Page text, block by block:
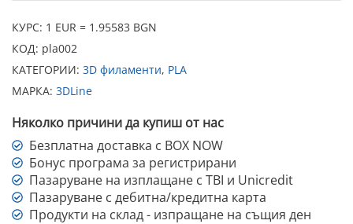
КУРС: 1 EUR = 1.95583 BGN
КОД: pla002
КАТЕГОРИИ: 3D филаменти, PLA
МАРКА: 3DLine
Няколко причини да купиш от нас
Безплатна доставка с BOX NOW
Бонус програма за регистрирани
Пазаруване на изплащане с TBI и Unicredit
Пазаруване с дебитна/кредитна карта
Продукти на склад - изпращане на същия ден